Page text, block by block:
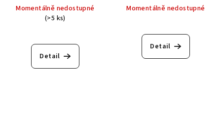
Momentálně nedostupné
(>5 ks)
Detail
Momentálně nedostupné
Detail